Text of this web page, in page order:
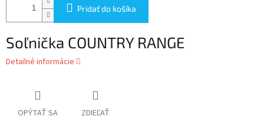
Pridať do košíka
Soľnička COUNTRY RANGE
Detailné informácie
OPÝTAŤ SA ZDIEĽAŤ